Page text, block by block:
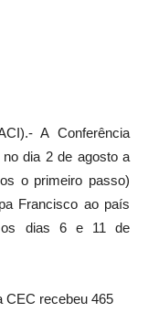
A Conferência
dia 2 de agosto a
o primeiro passo)
Francisco ao país
os dias 6 e 11 de
CEC recebeu 465